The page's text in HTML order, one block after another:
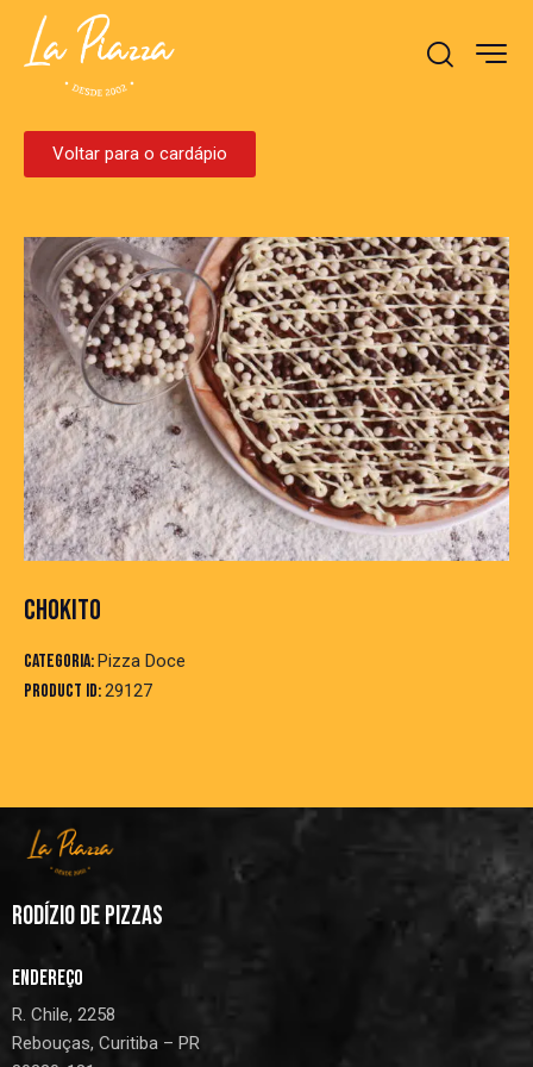
Voltar para o cardápio
CHOKITO
Categoria:Pizza Doce
Product ID:29127
RODÍZIO DE PIZZAS
ENDEREÇO
R. Chile, 2258
Rebouças, Curitiba – PR